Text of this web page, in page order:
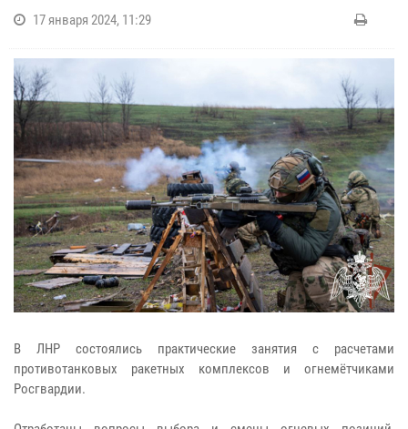
17 января 2024, 11:29
В ЛНР состоялись практические занятия с расчетами
противотанковых ракетных комплексов и огнемётчиками
Росгвардии.